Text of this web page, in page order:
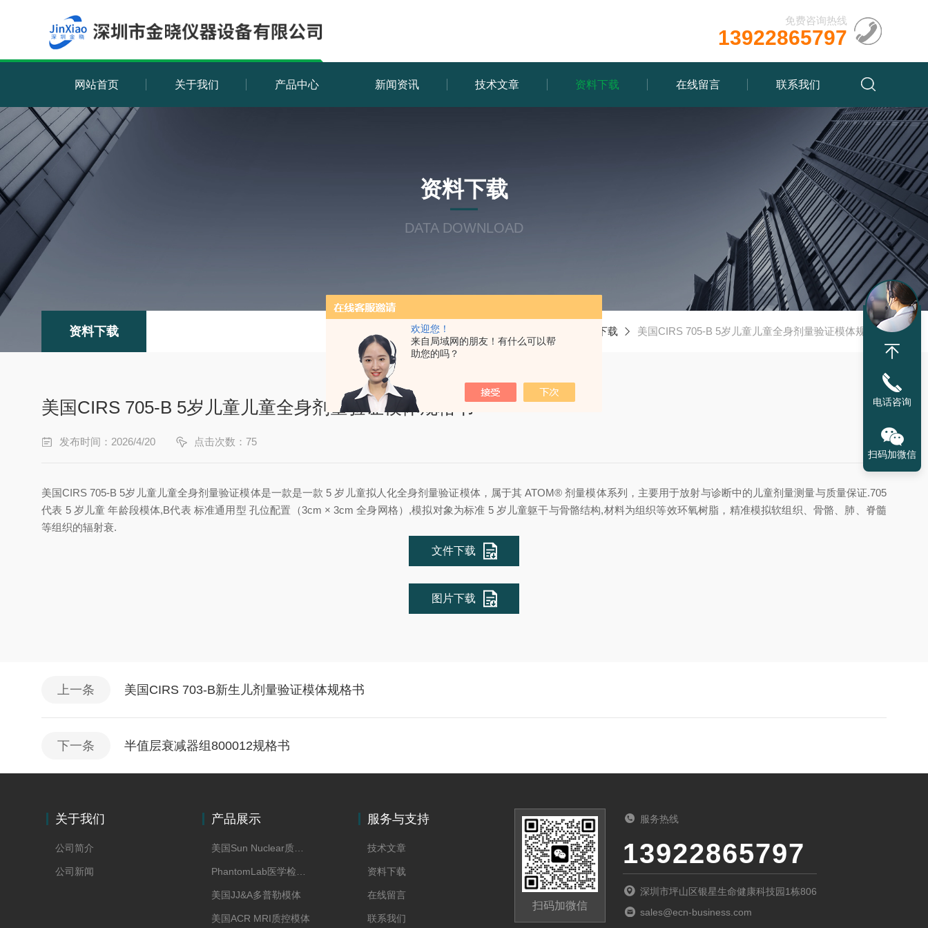
欢迎您！
来自局域网的朋友！有什么可以帮
助您的吗？
免费咨询热线
13922865797
网站首页 关于我们 产品中心 新闻资讯 技术文章 资料下载 在线留言 联系我们
资料下载
DATA DOWNLOAD
资料下载 资料下载 美国CIRS 705-B 5岁儿童儿童全身剂量验证模体规格书
美国CIRS 705-B 5岁儿童儿童全身剂量验证模体规格书
发布时间：2026/4/20 点击次数：75
美国CIRS 705-B 5岁儿童儿童全身剂量验证模体是一款是一款 5 岁儿童拟人化全身剂量验证模体，属于其 ATOM® 剂量模体系列，主要用于放射与诊断中的儿童剂量测量与质量保证.705
代表 5 岁儿童 年龄段模体,B代表 标准通用型 孔位配置（3cm × 3cm 全身网格）,模拟对象为标准 5 岁儿童躯干与骨骼结构,材料为组织等效环氧树脂，精准模拟软组织、骨骼、肺、脊髓
等组织的辐射衰.
文件下载
图片下载
上一条 美国CIRS 703-B新生儿剂量验证模体规格书
下一条 半值层衰减器组800012规格书
关于我们
公司简介
公司新闻
产品展示
美国JJ&A多普勒模体
美国ACR MRI质控模体
服务与支持
技术文章
资料下载
在线留言
联系我们
扫码加微信
服务热线
13922865797
深圳市坪山区银星生命健康科技园1栋806
sales@ecn-business.com
电话咨询
扫码加微信